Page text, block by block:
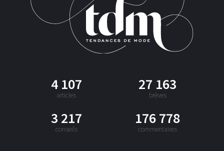
4 107
articles
27 163
brèves
3 217
conseils
176 778
commentaires